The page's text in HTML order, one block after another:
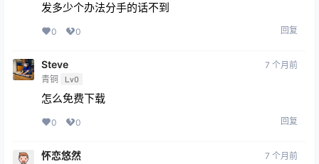
Steve 7 个月前
怎么免费下载
怀恋悠然 7 个月前
😤😂